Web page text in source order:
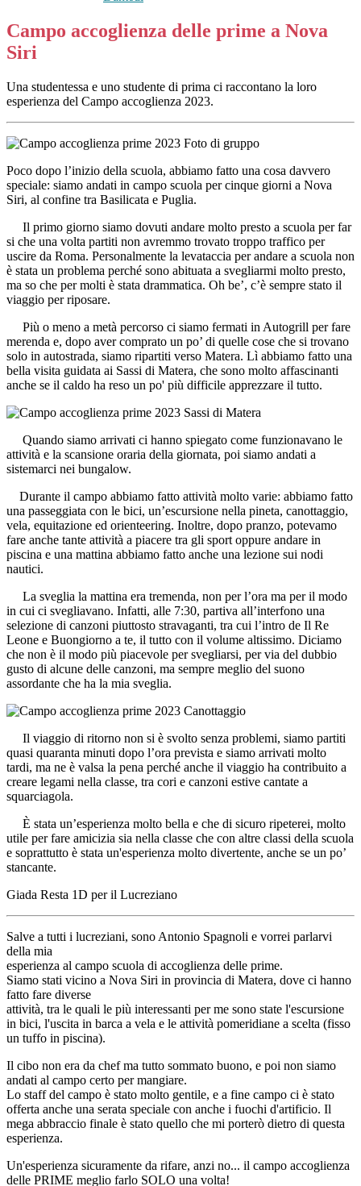
Campo accoglienza delle prime a Nova
Siri
Una studentessa e uno studente di prima ci raccontano la loro
esperienza del Campo accoglienza 2023.
Poco dopo l’inizio della scuola, abbiamo fatto una cosa davvero
speciale: siamo andati in campo scuola per cinque giorni a Nova
Siri, al confine tra Basilicata e Puglia.
Il primo giorno siamo dovuti andare molto presto a scuola per far
si che una volta partiti non avremmo trovato troppo traffico per
uscire da Roma. Personalmente la levataccia per andare a scuola non
è stata un problema perché sono abituata a svegliarmi molto presto,
ma so che per molti è stata drammatica. Oh be’, c’è sempre stato il
viaggio per riposare.
Più o meno a metà percorso ci siamo fermati in Autogrill per fare
merenda e, dopo aver comprato un po’ di quelle cose che si trovano
solo in autostrada, siamo ripartiti verso Matera. Lì abbiamo fatto una
bella visita guidata ai Sassi di Matera, che sono molto affascinanti
anche se il caldo ha reso un po' più difficile apprezzare il tutto.
Quando siamo arrivati ci hanno spiegato come funzionavano le
attività e la scansione oraria della giornata, poi siamo andati a
sistemarci nei bungalow.
Durante il campo abbiamo fatto attività molto varie: abbiamo fatto
una passeggiata con le bici, un’escursione nella pineta, canottaggio,
vela, equitazione ed orienteering. Inoltre, dopo pranzo, potevamo
fare anche tante attività a piacere tra gli sport oppure andare in
piscina e una mattina abbiamo fatto anche una lezione sui nodi
nautici.
La sveglia la mattina era tremenda, non per l’ora ma per il modo
in cui ci svegliavano. Infatti, alle 7:30, partiva all’interfono una
selezione di canzoni piuttosto stravaganti, tra cui l’intro de Il Re
Leone e Buongiorno a te, il tutto con il volume altissimo. Diciamo
che non è il modo più piacevole per svegliarsi, per via del dubbio
gusto di alcune delle canzoni, ma sempre meglio del suono
assordante che ha la mia sveglia.
Il viaggio di ritorno non si è svolto senza problemi, siamo partiti
quasi quaranta minuti dopo l’ora prevista e siamo arrivati molto
tardi, ma ne è valsa la pena perché anche il viaggio ha contribuito a
creare legami nella classe, tra cori e canzoni estive cantate a
squarciagola.
È stata un’esperienza molto bella e che di sicuro ripeterei, molto
utile per fare amicizia sia nella classe che con altre classi della scuola
e soprattutto è stata un'esperienza molto divertente, anche se un po’
stancante.
Giada Resta 1D per il Lucreziano
Salve a tutti i lucreziani, sono Antonio Spagnoli e vorrei parlarvi
della mia
esperienza al campo scuola di accoglienza delle prime.
Siamo stati vicino a Nova Siri in provincia di Matera, dove ci hanno
fatto fare diverse
attività, tra le quali le più interessanti per me sono state l'escursione
in bici, l'uscita in barca a vela e le attività pomeridiane a scelta (fisso
un tuffo in piscina).
Il cibo non era da chef ma tutto sommato buono, e poi non siamo
andati al campo certo per mangiare.
Lo staff del campo è stato molto gentile, e a fine campo ci è stato
offerta anche una serata speciale con anche i fuochi d'artificio. Il
mega abbraccio finale è stato quello che mi porterò dietro di questa
esperienza.
Un'esperienza sicuramente da rifare, anzi no... il campo accoglienza
delle PRIME meglio farlo SOLO una volta!